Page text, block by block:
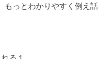
っとわかりやすく例え話